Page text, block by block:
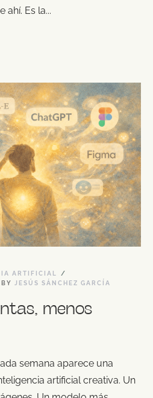
ahí. Es la...
ARTIFICIAL
BY JESÚS SÁNCHEZ GARCÍA
menos
semana aparece una
artificial creativa. Un